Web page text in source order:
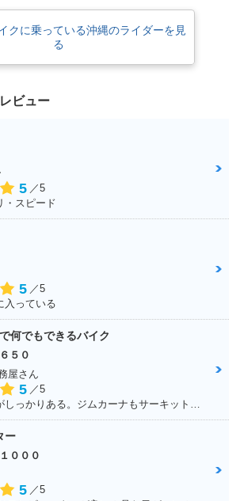
クに乗っている沖縄のライダーを見
る
ビュー
5 ／5
・スピード
5 ／5
入っている
何でもできるバイク
５０
屋さん
5 ／5
満足ポイント:低トルクがしっかりある。ジムカーナもサーキットも走れる
ー
０００
5 ／5